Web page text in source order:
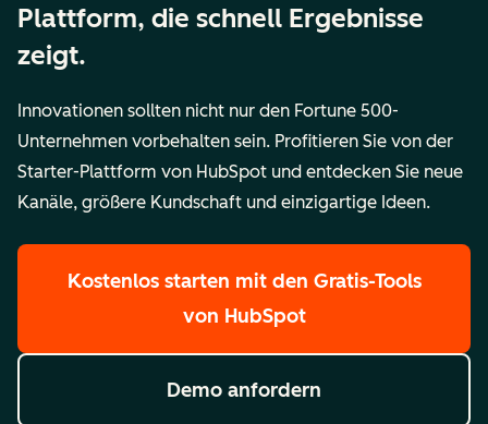
Plattform, die schnell Ergebnisse
zeigt.
Innovationen sollten nicht nur den Fortune 500-
Unternehmen vorbehalten sein. Profitieren Sie von der
Starter-Plattform von HubSpot und entdecken Sie neue
Kanäle, größere Kundschaft und einzigartige Ideen.
Kostenlos starten mit den Gratis-Tools
von HubSpot
Demo anfordern